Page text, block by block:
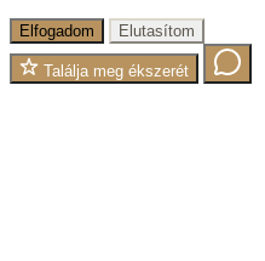
Elfogadom Elutasítom
Találja meg ékszerét